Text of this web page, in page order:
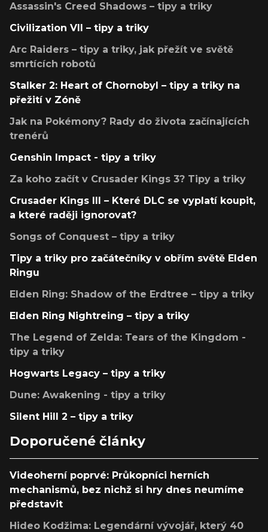
Assassin's Creed Shadows – tipy a triky
Civilization VII – tipy a triky
Arc Raiders – tipy a triky, jak přežít ve světě
smrtících robotů
Stalker 2: Heart of Chornobyl – tipy a triky na
přežití v Zóně
Jak na Pokémony? Rady do života začínajících
trenérů
Genshin Impact - tipy a triky
Za koho začít v Crusader Kings 3? Tipy a triky
Crusader Kings III – Které DLC se vyplatí koupit,
a které raději ignorovat?
Songs of Conquest – tipy a triky
Tipy a triky pro začátečníky v obřím světě Elden
Ringu
Elden Ring: Shadow of the Erdtree – tipy a triky
Elden Ring Nightreing – tipy a triky
The Legend of Zelda: Tears of the Kingdom -
tipy a triky
Hogwarts Legacy – tipy a triky
Dune: Awakening - tipy a triky
Silent Hill 2 – tipy a triky
Doporučené články
Videoherní poprvé: Průkopníci herních
mechanismů, bez nichž si hry dnes neumíme
představit
Hideo Kodžima: Legendární vývojář, který 40